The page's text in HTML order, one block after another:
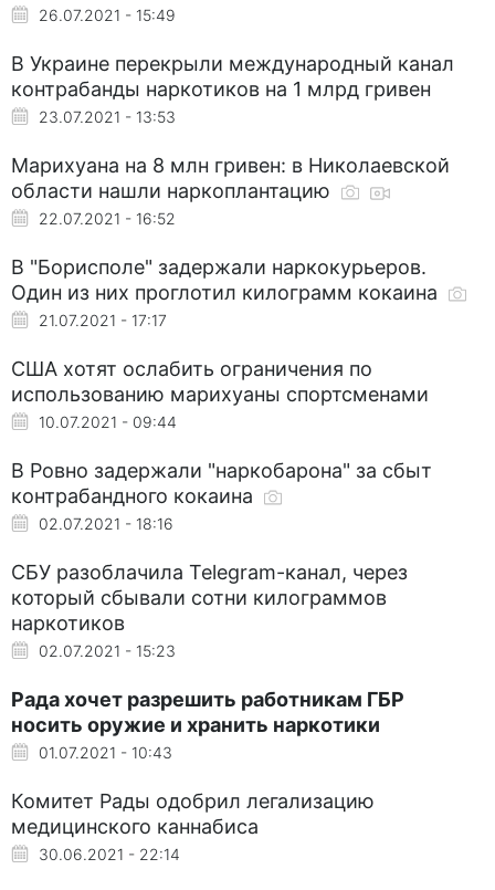
26.07.2021 - 15:49
В Украине перекрыли международный канал
контрабанды наркотиков на 1 млрд гривен
23.07.2021 - 13:53
Марихуана на 8 млн гривен: в Николаевской
области нашли наркоплантацию
22.07.2021 - 16:52
В "Борисполе" задержали наркокурьеров.
Один из них проглотил килограмм кокаина
21.07.2021 - 17:17
США хотят ослабить ограничения по
использованию марихуаны спортсменами
10.07.2021 - 09:44
В Ровно задержали "наркобарона" за сбыт
контрабандного кокаина
02.07.2021 - 18:16
СБУ разоблачила Telegram-канал, через
который сбывали сотни килограммов
наркотиков
02.07.2021 - 15:23
Рада хочет разрешить работникам ГБР
носить оружие и хранить наркотики
01.07.2021 - 10:43
Комитет Рады одобрил легализацию
медицинского каннабиса
30.06.2021 - 22:14